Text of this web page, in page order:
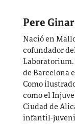
Pere
Nació en
cofundador
de Barcelona
Como
como el
Ciudad de
infantil-